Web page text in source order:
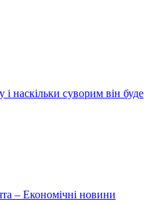
наскільки суворим він буде
– Економічні новини